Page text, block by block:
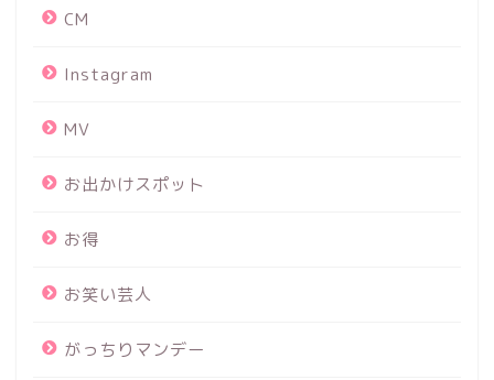
CM
Instagram
MV
お出かけスポット
お得
お笑い芸人
がっちりマンデー